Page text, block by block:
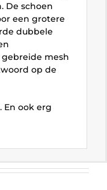
De schoen
een grotere
dubbele
mesh
op de
En ook erg